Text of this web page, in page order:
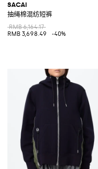
SACAI
抽绳棉混纺短裤
RMB 6,164.17
RMB 3,698.49
-40%